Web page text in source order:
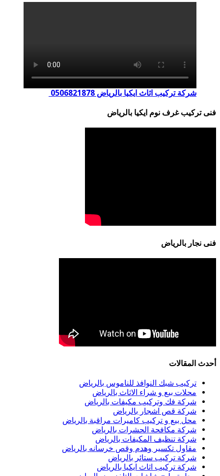
شركة تركيب اثاث ايكيا بالرياض 0506821878
فنى تركيب غرف نوم ايكيا بالرياض
فنى نجار بالرياض
أحدث المقالات
تركيب شبك النوافذ للناموس بالرياض
محلات بيع و شراء الاثاث بالرياض
شركة فك وتركيب مكيفات بالرياض
شركة قص اشجار بالرياض
محل بيع و تركيب كاميرات مراقبة بالرياض
شركة مكافحة الحشرات بالرياض
شركة تنظيف المكيفات بالرياض
مقاول تكسير وهدم وقص خرسانه بالرياض
شركة تركيب ستائر بالرياض
شركة تركيب اثاث ايكيا بالرياض